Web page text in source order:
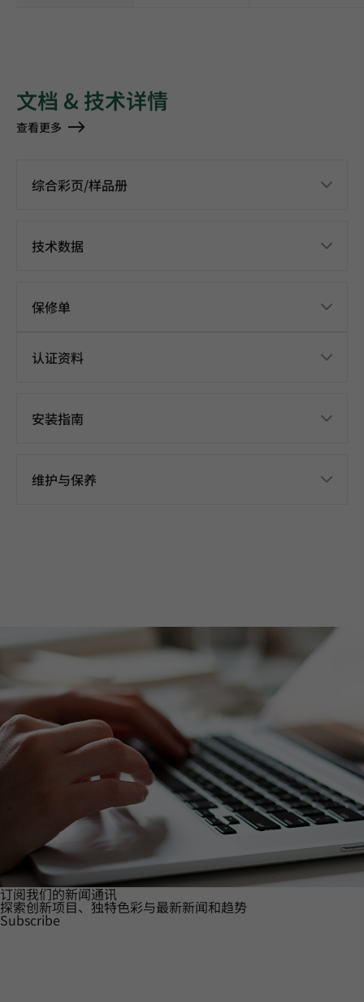
文档 & 技术详情
查看更多
综合彩页/样品册
技术数据
保修单
认证资料
安装指南
维护与保养
订阅我们的新闻通讯
探索创新项目、独特色彩与最新新闻和趋势
Subscribe